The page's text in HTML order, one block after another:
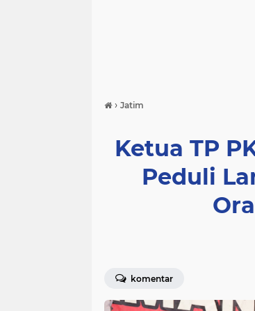
› Jatim
Ketua TP
Peduli
komentar